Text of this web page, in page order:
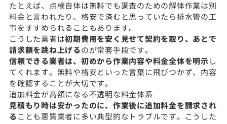
たとえば、点検自体は無料でも調査のための解体作業は別
料金と言われたり、格安で済むと思っていたら排水管の工
事をすすめられることもあります。
こうした業者は初期費用を安く見せて契約を取り、あとで
請求額を跳ね上げるのが常套手段です。
信頼できる業者は、初めから作業内容や料金全体を明示し
てくれます。無料や格安といった言葉に飛びつかず、内容
を確認することが大切です。
追加料金が高額になる不透明な料金体系
見積もり時は安かったのに、作業後に追加料金を請求され
ることも悪質業者に多い典型的なトラブルです。こうした